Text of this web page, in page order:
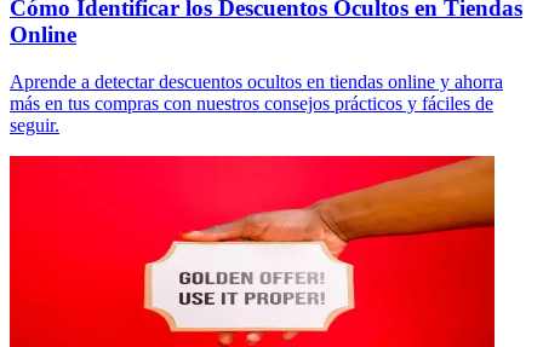
Cómo Identificar los Descuentos Ocultos en Tiendas
Online
Aprende a detectar descuentos ocultos en tiendas online y ahorra
más en tus compras con nuestros consejos prácticos y fáciles de
seguir.